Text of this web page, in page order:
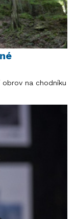
na chodníku